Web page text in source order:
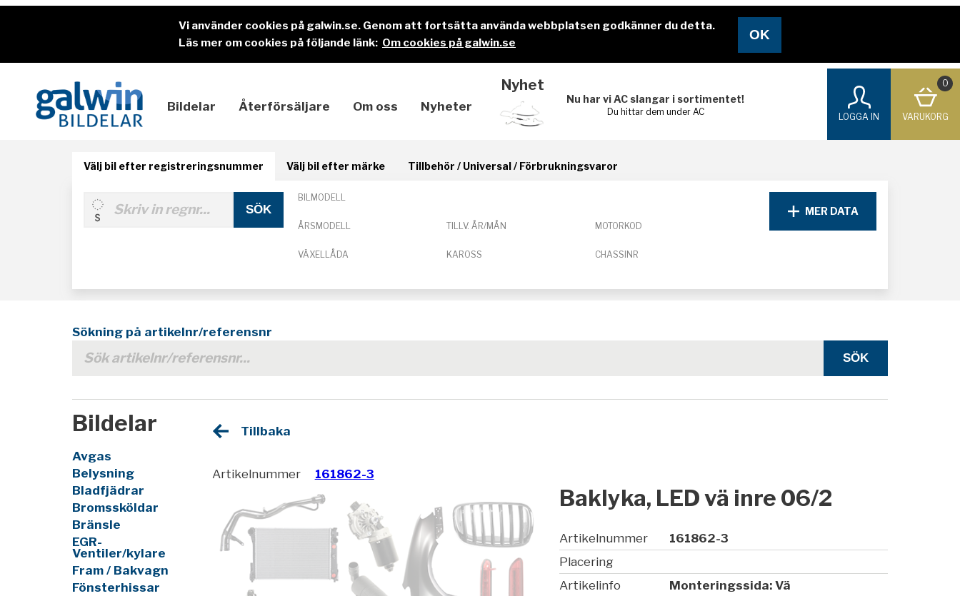
Vi använder cookies på galwin.se. Genom att fortsätta använda webbplatsen godkänner du detta.
Läs mer om cookies på följande länk: Om cookies på galwin.se
Bildelar Återförsäljare Om oss Nyheter
Nyhet
Nu har vi AC slangar i sortimentet!
Du hittar dem under AC
LOGGA IN
0
VARUKORG
Välj bil efter registreringsnummer Välj bil efter märke Tillbehör / Universal / Förbrukningsvaror
BILMODELL
ÅRSMODELL TILLV. ÅR/MÅN MOTORKOD
VÄXELLÅDA KAROSS CHASSINR
MER DATA
Sökning på artikelnr/referensnr
Bildelar
Avgas
Belysning
Bladfjädrar
Bromssköldar
Bränsle
EGR-
Ventiler/kylare
Fram / Bakvagn
Fönsterhissar
Tillbaka
Artikelnummer 161862-3
Baklyka, LED vä inre 06/2
Artikelnummer
161862-3
Placering
Artikelinfo
Monteringssida: Vä